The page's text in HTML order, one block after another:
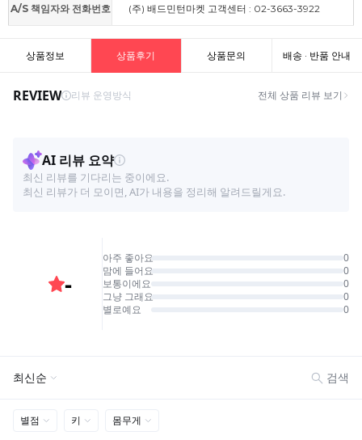
A/S 책임자와 전화번호 (주) 배드민턴마켓 고객센터 : 02-3663-3922
상품정보 상품후기 상품문의 배송 · 반품 안내